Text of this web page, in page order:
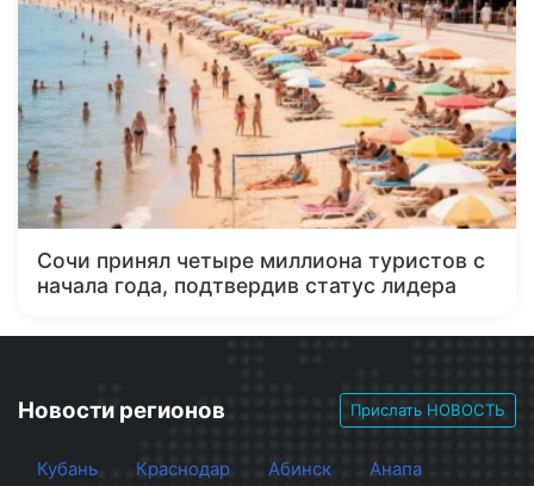
Сочи принял четыре миллиона туристов с
начала года, подтвердив статус лидера
Новости регионов Прислать НОВОСТЬ
Кубань Краснодар Абинск
Анапа